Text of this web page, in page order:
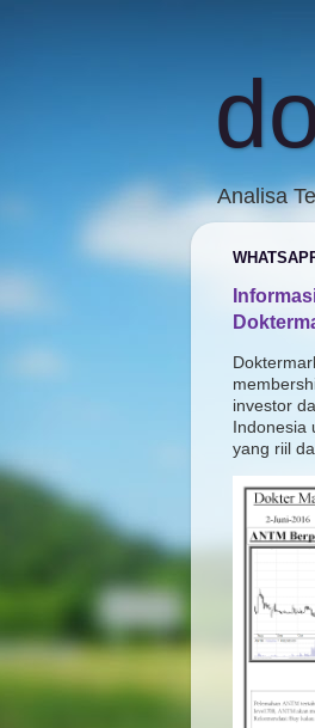
Analisa
investor
Indonesia
yang riil